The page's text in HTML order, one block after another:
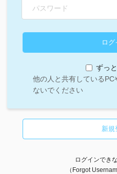
ずっ
他の人と共有している
ないでください
ログインでき
（Forgot